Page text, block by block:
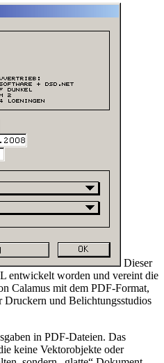
Dieser
entwickelt worden und vereint die
Calamus mit dem PDF-Format,
und Belichtungsstudios
in PDF-Dateien. Das
keine Vektorobjekte oder